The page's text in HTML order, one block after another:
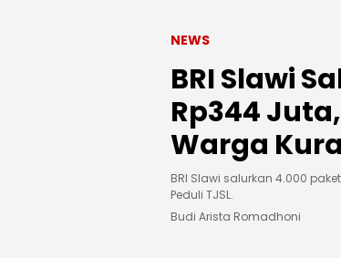
NEWS
BRI Slawi
Rp344
Warga
BRI Slawi salurkan 4.000
Peduli TJSL.
Budi Arista Romadhoni